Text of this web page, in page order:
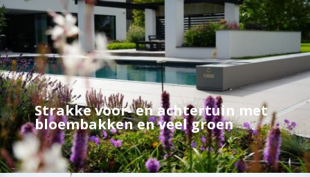
Strakke voor- en achtertuin met
bloembakken en veel groen